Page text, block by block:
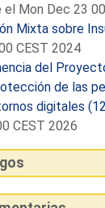
el Mon Dec 23
Mixta sobre
CEST 2024
del
de las
digitales
CEST 2026